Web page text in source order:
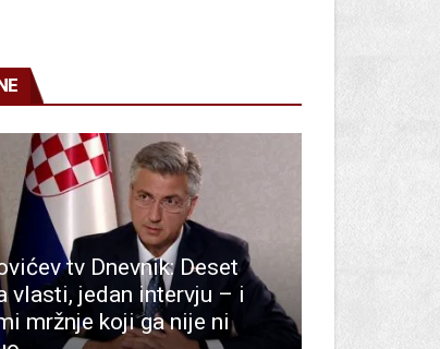
tv Dnevnik: Deset
vlasti, jedan intervju – i
mržnje koji ga nije ni